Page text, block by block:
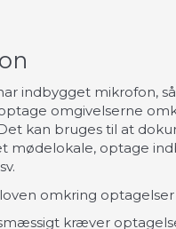
indbygget mikrofon,
omgivelserne
kan bruges til at
mødelokale, optage
omkring optagelser
kræver